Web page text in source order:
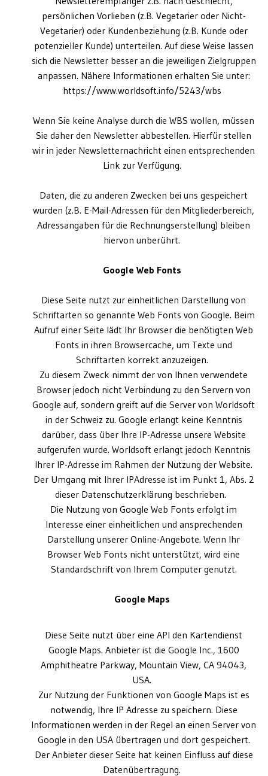
persönlichen Vorlieben (z.B. Vegetarier oder Nicht-
Vegetarier) oder Kundenbeziehung (z.B. Kunde oder
potenzieller Kunde) unterteilen. Auf diese Weise lassen
sich die Newsletter besser an die jeweiligen Zielgruppen
anpassen. Nähere Informationen erhalten Sie unter:
https://www.worldsoft.info/5243/wbs
Wenn Sie keine Analyse durch die WBS wollen, müssen
Sie daher den Newsletter abbestellen. Hierfür stellen
wir in jeder Newsletternachricht einen entsprechenden
Link zur Verfügung.
Daten, die zu anderen Zwecken bei uns gespeichert
wurden (z.B. E-Mail-Adressen für den Mitgliederbereich,
Adressangaben für die Rechnungserstellung) bleiben
hiervon unberührt.
Google Web Fonts
Diese Seite nutzt zur einheitlichen Darstellung von
Schriftarten so genannte Web Fonts von Google. Beim
Aufruf einer Seite lädt Ihr Browser die benötigten Web
Fonts in ihren Browsercache, um Texte und
Schriftarten korrekt anzuzeigen.
Zu diesem Zweck nimmt der von Ihnen verwendete
Browser jedoch nicht Verbindung zu den Servern von
Google auf, sondern greift auf die Server von Worldsoft
in der Schweiz zu. Google erlangt keine Kenntnis
darüber, dass über Ihre IP-Adresse unsere Website
aufgerufen wurde. Worldsoft erlangt jedoch Kenntnis
Ihrer IP-Adresse im Rahmen der Nutzung der Website.
Der Umgang mit Ihrer IPAdresse ist im Punkt 1, Abs. 2
dieser Datenschutzerklärung beschrieben.
Die Nutzung von Google Web Fonts erfolgt im
Interesse einer einheitlichen und ansprechenden
Darstellung unserer Online-Angebote. Wenn Ihr
Browser Web Fonts nicht unterstützt, wird eine
Standardschrift von Ihrem Computer genutzt.
Google Maps
Diese Seite nutzt über eine API den Kartendienst
Google Maps. Anbieter ist die Google Inc., 1600
Amphitheatre Parkway, Mountain View, CA 94043,
USA.
Zur Nutzung der Funktionen von Google Maps ist es
notwendig, Ihre IP Adresse zu speichern. Diese
Informationen werden in der Regel an einen Server von
Google in den USA übertragen und dort gespeichert.
Der Anbieter dieser Seite hat keinen Einfluss auf diese
Datenübertragung.